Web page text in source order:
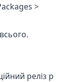
>
реліз p